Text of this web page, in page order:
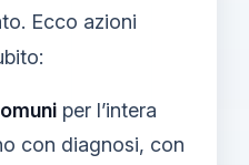
Ecco azioni
per l’intera
con diagnosi, con